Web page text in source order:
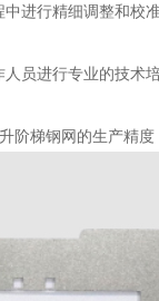
进行精细调整和校
员进行专业的技术
阶梯钢网的生产精